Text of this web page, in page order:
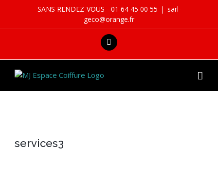
content
SANS RENDEZ-VOUS - 01 64 45 00 55 | sarl-
geco@orange.fr
facebook
services3